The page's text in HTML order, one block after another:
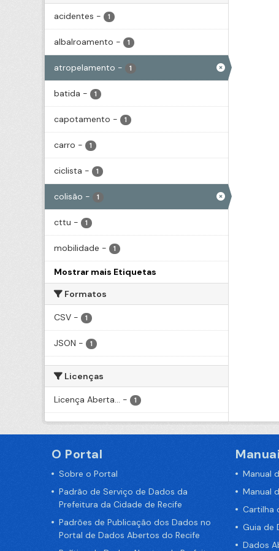
acidentes - 1
albalroamento - 1
atropelamento - 1
batida - 1
capotamento - 1
carro - 1
ciclista - 1
colisão - 1
cttu - 1
mobilidade - 1
Mostrar mais Etiquetas
Formatos
CSV - 1
JSON - 1
Licenças
Licença Aberta... - 1
O Portal
Sobre o Portal
Padrão de Serviço de Dados da
Prefeitura da Cidade de Recife
Padrões de Publicação dos Dados no
Portal de Dados Abertos do Recife
Manual
Manual
Cartilha
Guia de
Dados